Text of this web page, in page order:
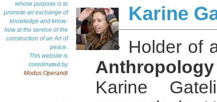
whose purpose is to
promote an exchange of
knowledge and know-
how at the service of the
construction of an Art of
peace.
This website is
coordinated by
Modus Operandi
Karine
Holder of
Anthropology
Karine